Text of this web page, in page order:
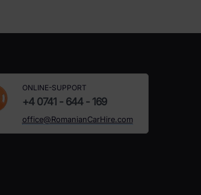
ONLINE-SUPPORT
+4 0741 - 644 - 169
office@RomanianCarHire.com